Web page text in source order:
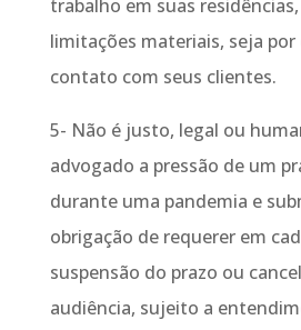
trabalho em suas
limitações materiais, seja
contato com seus clientes.
5- Não é justo, legal ou
advogado a pressão de um
durante uma pandemia e
obrigação de requerer em
suspensão do prazo ou
audiência, sujeito a